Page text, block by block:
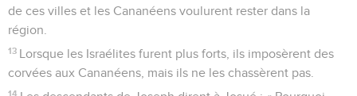
de ces villes et les Cananéens voulurent rester dans la
région.
13 Lorsque les Israélites furent plus forts, ils imposèrent des
corvées aux Cananéens, mais ils ne les chassèrent pas.
14